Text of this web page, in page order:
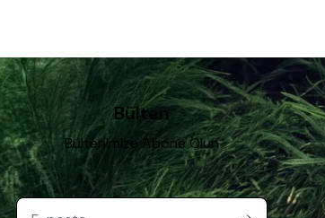
Bülten
Bültenimize Abone Olun